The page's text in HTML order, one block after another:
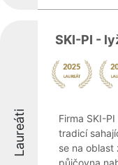
Laureáti
SKI-PI -
Firma SKI-
tradicí
se na oblast
půjčovna